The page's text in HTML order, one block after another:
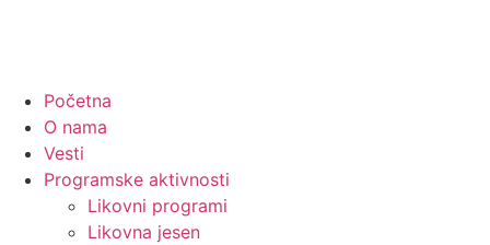
Početna
O nama
Vesti
Programske aktivnosti
Likovni programi
Likovna jesen